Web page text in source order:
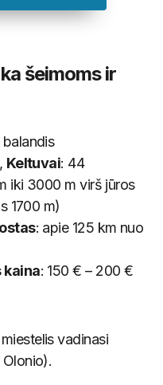
šeimoms ir
balandis
Keltuvai: 44
iki 3000 m virš jūros
1700 m)
: apie 125 km nuo
kaina: 150 € – 200 €
vadinasi